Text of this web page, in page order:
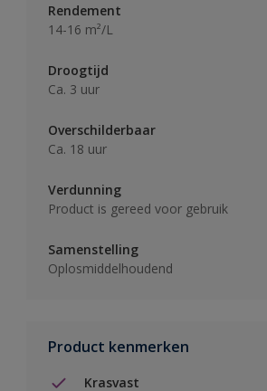
Rendement
14-16 m²/L
Droogtijd
Ca. 3 uur
Overschilderbaar
Ca. 18 uur
Verdunning
Product is gereed voor gebruik
Samenstelling
Oplosmiddelhoudend
Product kenmerken
Krasvast